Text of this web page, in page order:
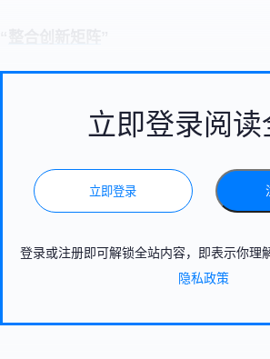
立即登录阅读
立即登录
登录或注册即可解锁全站内容，即表示你理
隐私政策